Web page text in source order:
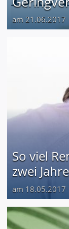
am 21.06.2017
So viel
zwei
am 18.05.2017